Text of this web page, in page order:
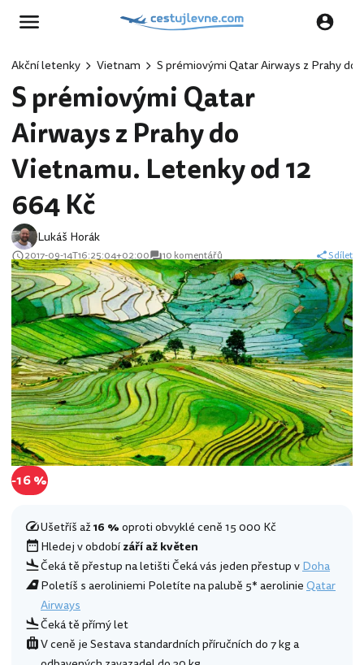
Akční letenky Vietnam S prémiovými Qatar Airways z Prahy do
S prémiovými Qatar
Airways z Prahy do
Vietnamu. Letenky od 12
664 Kč
Lukáš Horák
2017-09-14T16:25:04+02:00 10 komentářů Sdílet
-16 %
Ušetříš až16 %oproti obvyklé ceně 15 000 Kč
Hledej v obdobízáří až květen
Čeká tě přestup na letišti Čeká vás jeden přestup vDoha
Poletíš s aeroliniemi Poletíte na palubě 5* aerolinieQatar
Airways
Čeká tě přímý let
V ceně je Sestava standardních příručních do 7 kg a